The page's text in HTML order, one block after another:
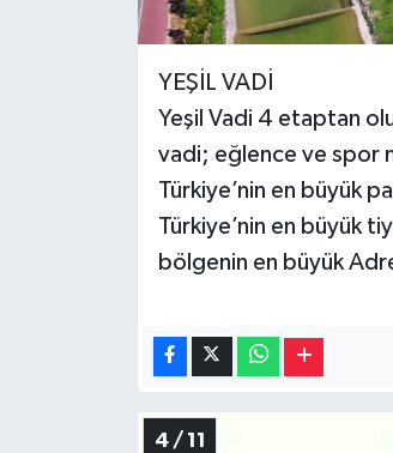
YEŞİL VADİ
Yeşil Vadi 4 etaptan
vadi; eğlence ve spor
Türkiye’nin en büyük
Türkiye’nin en büyük
bölgenin en büyük
4 / 11